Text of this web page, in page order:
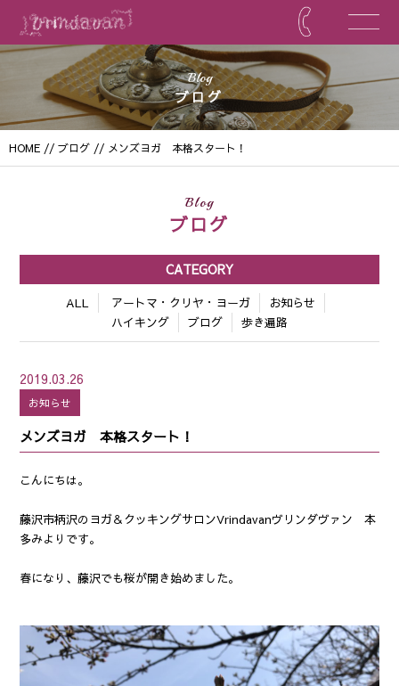
Blog
ブログ
HOME // ブログ // メンズヨガ 本格スタート！
Blog
ブログ
CATEGORY
ALL アートマ・クリヤ・ヨーガ
お知らせ
ハイキング
ブログ 歩き遍路
2019.03.26
お知らせ
メンズヨガ 本格スタート！
こんにちは。
藤沢市柄沢のヨガ＆クッキングサロンVrindavanヴリンダヴァン 本
多みよりです。
春になり、藤沢でも桜が開き始めました。